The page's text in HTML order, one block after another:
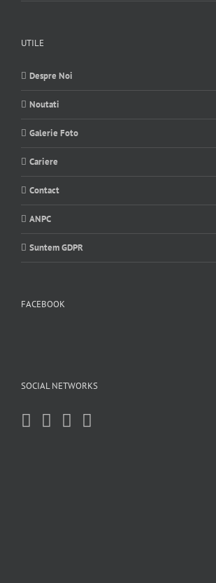
UTILE
Despre Noi
Noutati
Galerie Foto
Cariere
Contact
ANPC
Suntem GDPR
FACEBOOK
SOCIAL NETWORKS